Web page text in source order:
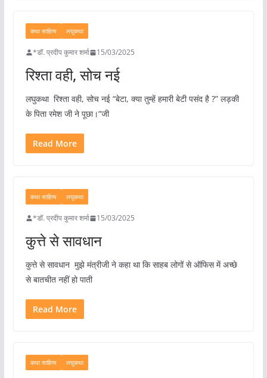
कथा साहित्य लघुकथा
*डॉ. प्रदीप कुमार शर्मा 15/03/2025
रिश्ता वही, सोच नई
लघुकथा रिश्ता वही, सोच नई “बेटा, क्या तुम्हें हमारी बेटी पसंद है ?” लड़की
के पिता रमेश जी ने पूछा।“जी
Read More
कथा साहित्य लघुकथा
*डॉ. प्रदीप कुमार शर्मा 15/03/2025
कुत्ते से सावधान
कुत्ते से सावधान मुझे मंत्रीजी ने कहा था कि साहब लोगों से ऑफिस में अच्छे
से बातचीत नहीं हो पाती
Read More
कथा साहित्य लघुकथा